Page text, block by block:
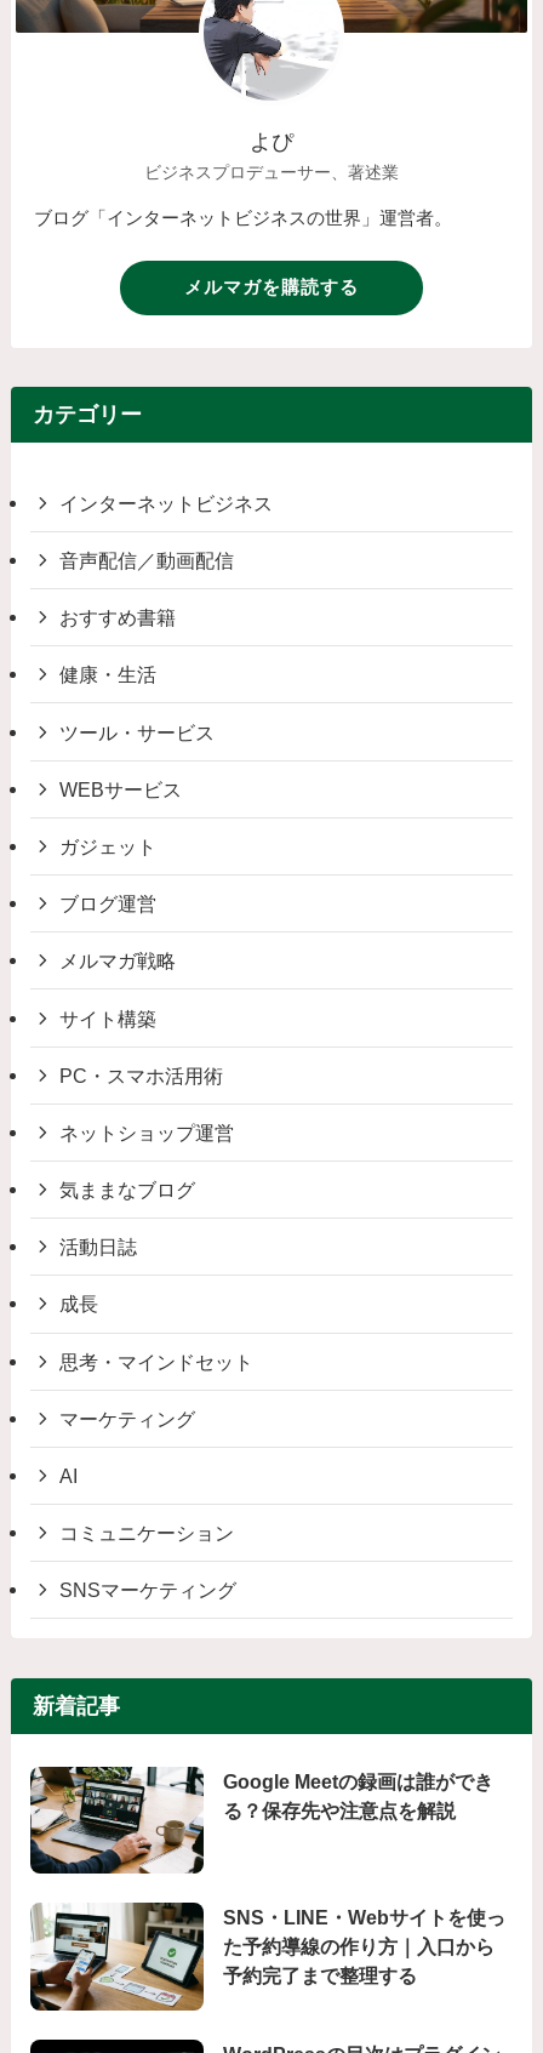
よぴ
ビジネスプロデューサー、著述業
ブログ「インターネットビジネスの世界」運営者。
メルマガを購読する
カテゴリー
インターネットビジネス
音声配信／動画配信
おすすめ書籍
健康・生活
ツール・サービス
WEBサービス
ガジェット
ブログ運営
メルマガ戦略
サイト構築
PC・スマホ活用術
ネットショップ運営
気ままなブログ
活動日誌
成長
思考・マインドセット
マーケティング
AI
コミュニケーション
SNSマーケティング
新着記事
Google Meetの録画は誰ができ
る？保存先や注意点を解説
SNS・LINE・Webサイトを使っ
た予約導線の作り方｜入口から
予約完了まで整理する